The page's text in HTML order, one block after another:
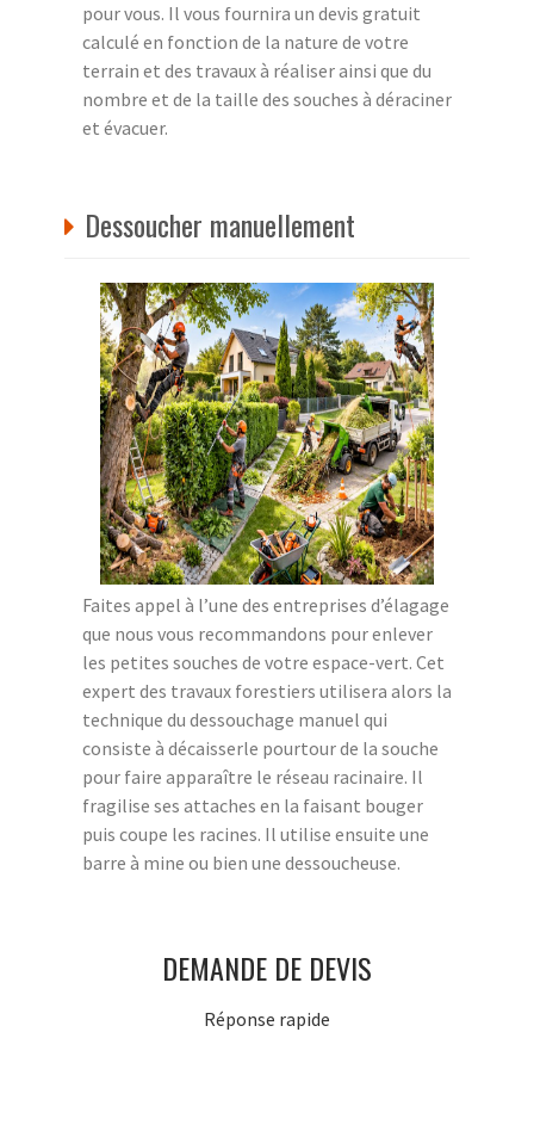
pour vous. Il vous fournira un devis gratuit
calculé en fonction de la nature de votre
terrain et des travaux à réaliser ainsi que du
nombre et de la taille des souches à déraciner
et évacuer.
Dessoucher manuellement
Faites appel à l’une des entreprises d’élagage
que nous vous recommandons pour enlever
les petites souches de votre espace-vert. Cet
expert des travaux forestiers utilisera alors la
technique du dessouchage manuel qui
consiste à décaisserle pourtour de la souche
pour faire apparaître le réseau racinaire. Il
fragilise ses attaches en la faisant bouger
puis coupe les racines. Il utilise ensuite une
barre à mine ou bien une dessoucheuse.
DEMANDE DE DEVIS
Réponse rapide